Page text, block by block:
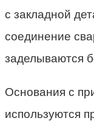
с закладной
соединение
заделываются
Основания с
используются